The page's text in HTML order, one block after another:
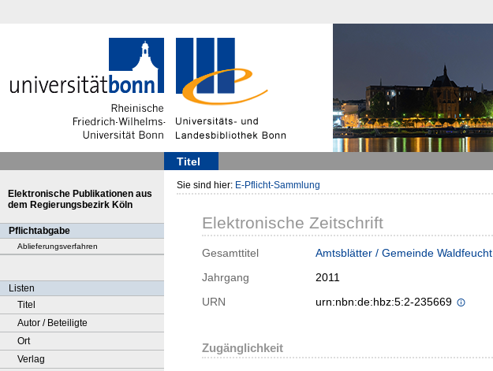
Titel
Elektronische Publikationen aus
dem Regierungsbezirk Köln
Pflichtabgabe
Ablieferungsverfahren
Listen
Titel
Autor / Beteiligte
Ort
Verlag
Sie sind hier: E-Pflicht-Sammlung
Elektronische Zeitschrift
Gesamttitel
Amtsblätter / Gemeinde Waldfeucht
Jahrgang
2011
URN
urn:nbn:de:hbz:5:2-235669
Zugänglichkeit